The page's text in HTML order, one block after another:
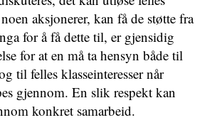
aksjonerer, kan få de støtte fra
for å få dette til, er gjensidig
for at en må ta hensyn både til
til felles klasseinteresser når
gjennom. En slik respekt kan
konkret samarbeid.